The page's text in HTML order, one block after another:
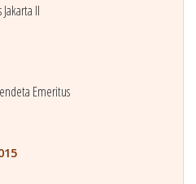
II
Emeritus